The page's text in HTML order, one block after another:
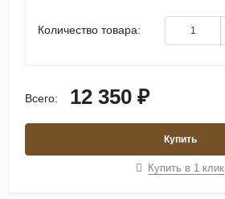
Количество товара:
Всего: 12 350 ₽
Купить
Купить в 1 клик